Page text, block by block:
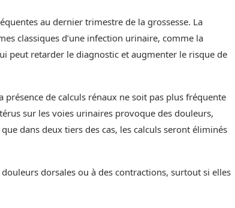
au dernier trimestre de la grossesse. La
classiques d’une infection urinaire, comme la
peut retarder le diagnostic et augmenter le risque de
de calculs rénaux ne soit pas plus fréquente
sur les voies urinaires provoque des douleurs,
dans deux tiers des cas, les calculs seront éliminés
dorsales ou à des contractions, surtout si elles